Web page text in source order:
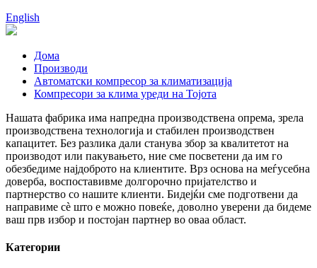
English
Дома
Производи
Автоматски компресор за климатизација
Компресори за клима уреди на Тојота
Нашата фабрика има напредна производствена опрема, зрела
производствена технологија и стабилен производствен
капацитет. Без разлика дали станува збор за квалитетот на
производот или пакувањето, ние сме посветени да им го
обезбедиме најдоброто на клиентите. Врз основа на меѓусебна
доверба, воспоставивме долгорочно пријателство и
партнерство со нашите клиенти. Бидејќи сме подготвени да
направиме сè што е можно повеќе, доволно уверени да бидеме
ваш прв избор и постојан партнер во оваа област.
Категории